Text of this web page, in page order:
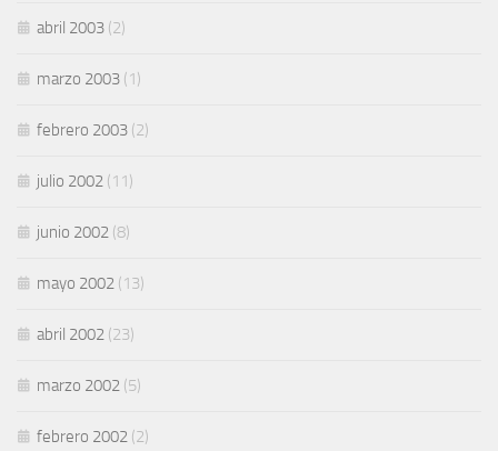
abril 2003 (2)
marzo 2003 (1)
febrero 2003 (2)
julio 2002 (11)
junio 2002 (8)
mayo 2002 (13)
abril 2002 (23)
marzo 2002 (5)
febrero 2002 (2)